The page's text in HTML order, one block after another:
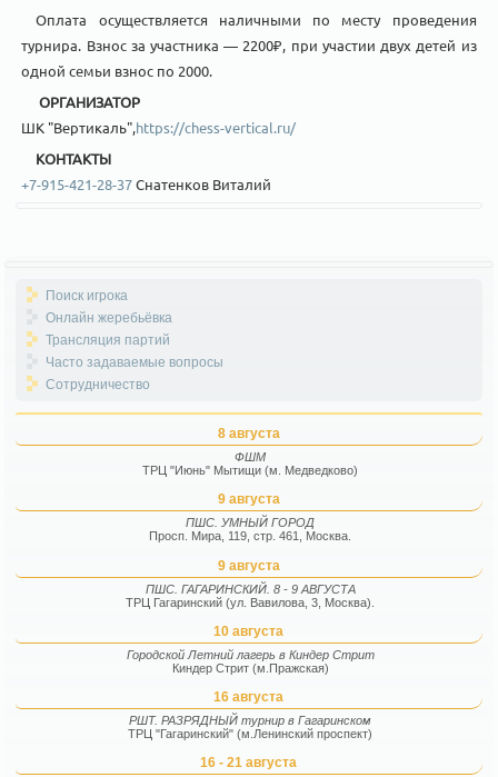
Оплата осуществляется наличными по месту проведения
турнира. Взнос за участника — 2200₽, при участии двух детей из
одной семьи взнос по 2000.
ОРГАНИЗАТОР
ШК "Вертикаль",https://chess-vertical.ru/
КОНТАКТЫ
+7-915-421-28-37Снатенков Виталий
Поиск игрока
Онлайн жеребьёвка
Трансляция партий
Часто задаваемые вопросы
Сотрудничество
8 августа
ФШМ
ТРЦ "Июнь" Мытищи (м. Медведково)
9 августа
ПШС. УМНЫЙ ГОРОД
Просп. Мира, 119, стр. 461, Москва.
9 августа
ПШС. ГАГАРИНСКИЙ. 8 - 9 АВГУСТА
ТРЦ Гагаринский (ул. Вавилова, 3, Москва).
10 августа
Городской Летний лагерь в Киндер Стрит
Киндер Стрит (м.Пражская)
16 августа
РШТ. РАЗРЯДНЫЙ турнир в Гагаринском
ТРЦ "Гагаринский" (м.Ленинский проспект)
16 - 21 августа